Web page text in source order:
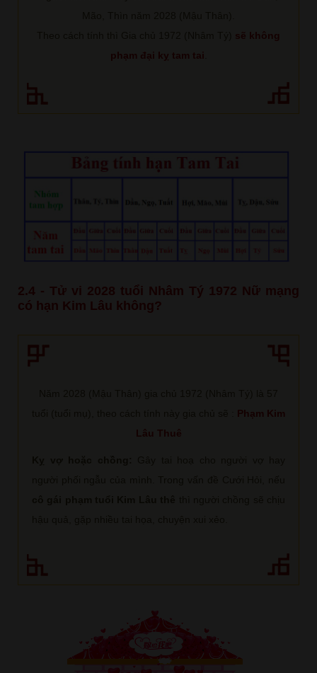
sẽ không
phạm đại kỵ tam tai
2.4 - Tử vi 2028 tuổi Nhâm Tý 1972 Nữ mạng
có hạn Kim Lâu không?
Phạm Kim
Lâu Thuê